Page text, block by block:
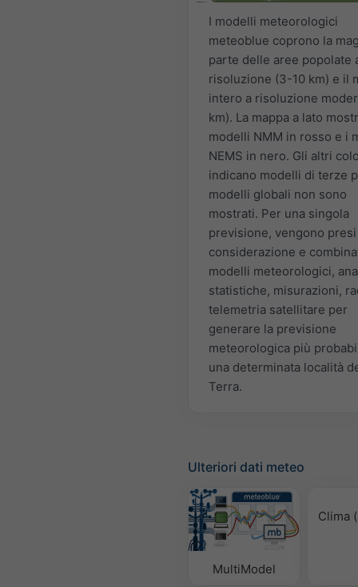
I modelli meteorologici
meteoblue coprono la
parte delle aree popolate
risoluzione (3-10 km) e il
intero a risoluzione
km). La mappa a lato
modelli NMM in rosso e i
NEMS in nero. Gli altri
indicano modelli di terze
modelli globali non sono
mostrati. Per una singola
previsione, vengono
considerazione e
modelli meteorologici,
statistiche, misurazioni,
telemetria satellitare per
generare la previsione
meteorologica più
una determinata località
Terra.
Ulteriori dati meteo
MultiModel
Clima